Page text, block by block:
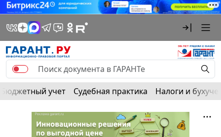
Бюджетный учет Судебная практика Налоги и